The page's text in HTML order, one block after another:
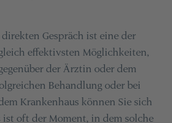
Gespräch ist eine der
effektivsten Möglichkeiten,
der Ärztin oder dem
Behandlung oder bei
Krankenhaus können Sie sich
ist oft der Moment, in dem solche